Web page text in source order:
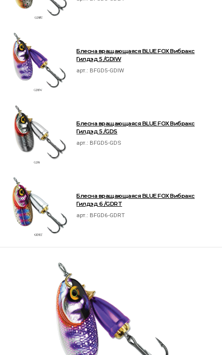
Блесна вращающаяся BLUE FOX Вибракс
Гилдэд 5 /GDIW
арт.: BFGD5-GDIW
Блесна вращающаяся BLUE FOX Вибракс
Гилдэд 5 /GDS
арт.: BFGD5-GDS
Блесна вращающаяся BLUE FOX Вибракс
Гилдэд 6 /GDRT
арт.: BFGD6-GDRT